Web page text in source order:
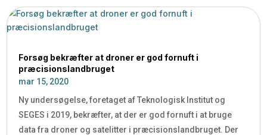
Forsøg bekræfter at droner er god fornuft i
præcisionslandbruget
mar 15, 2020
Ny undersøgelse, foretaget af Teknologisk Institut og
SEGES i 2019, bekræfter, at der er god fornuft i at bruge
data fra droner og satelitter i præcisionslandbruget. Der